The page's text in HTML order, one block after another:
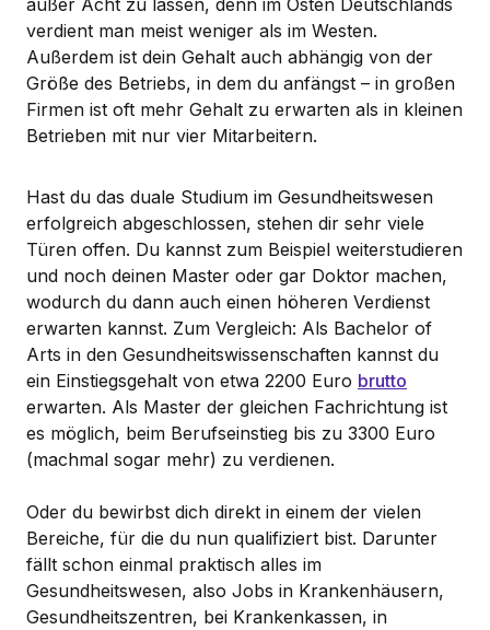
verdient man meist weniger als im Westen.
Außerdem ist dein Gehalt auch abhängig von der
Größe des Betriebs, in dem du anfängst – in großen
Firmen ist oft mehr Gehalt zu erwarten als in kleinen
Betrieben mit nur vier Mitarbeitern.
Hast du das duale Studium im Gesundheitswesen
erfolgreich abgeschlossen, stehen dir sehr viele
Türen offen. Du kannst zum Beispiel weiterstudieren
und noch deinen Master oder gar Doktor machen,
wodurch du dann auch einen höheren Verdienst
erwarten kannst. Zum Vergleich: Als Bachelor of
Arts in den Gesundheitswissenschaften kannst du
ein Einstiegsgehalt von etwa 2200 Euro brutto
erwarten. Als Master der gleichen Fachrichtung ist
es möglich, beim Berufseinstieg bis zu 3300 Euro
(machmal sogar mehr) zu verdienen.
Oder du bewirbst dich direkt in einem der vielen
Bereiche, für die du nun qualifiziert bist. Darunter
fällt schon einmal praktisch alles im
Gesundheitswesen, also Jobs in Krankenhäusern,
Gesundheitszentren, bei Krankenkassen, in